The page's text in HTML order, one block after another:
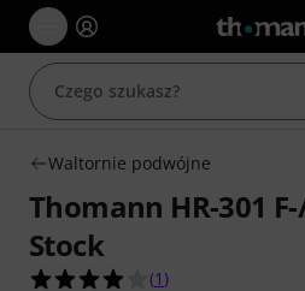
Waltornie podwójne
Thomann HR-301
Stock
4.0 na 5 gwiazdek
(1 )